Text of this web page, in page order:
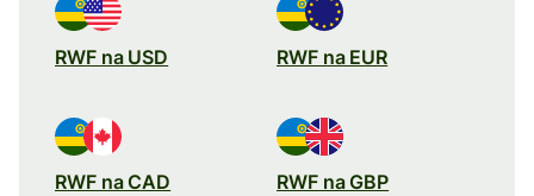
RWF na USD RWF na EUR
RWF na CAD RWF na GBP